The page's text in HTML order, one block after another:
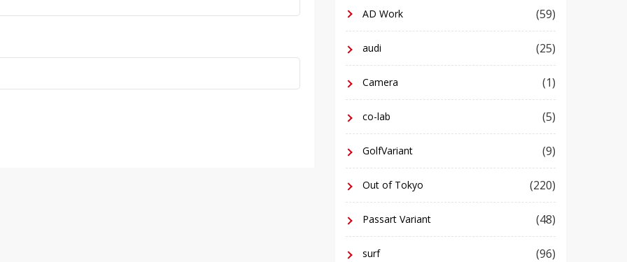
AD Work (59)
audi (25)
Camera (1)
co-lab (5)
GolfVariant (9)
Out of Tokyo (220)
Passart Variant (48)
surf (96)